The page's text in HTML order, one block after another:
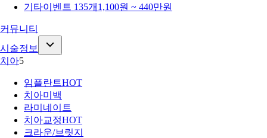
기타이벤트 135개 1,100원 ~ 440만원
커뮤니티
시술정보
치아5
임플란트HOT
치아미백
라미네이트
치아교정HOT
크라운/브릿지